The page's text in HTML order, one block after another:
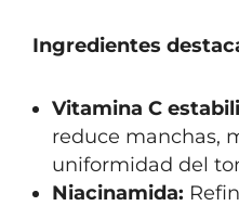
Ingredientes
Vitamina C
reduce manchas,
uniformidad del
Niacinamida: